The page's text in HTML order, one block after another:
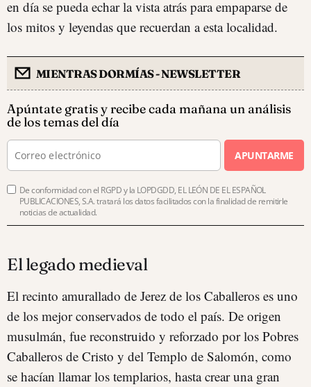
en día se pueda echar la vista atrás para empaparse de
los mitos y leyendas que recuerdan a esta localidad.
MIENTRAS DORMÍAS - NEWSLETTER
Apúntate gratis y recibe cada mañana un análisis
de los temas del día
APUNTARME
De conformidad con el RGPD y la LOPDGDD, EL LEÓN DE EL ESPAÑOL
PUBLICACIONES, S.A. tratará los datos facilitados con la finalidad de remitirle
noticias de actualidad.
El legado medieval
El recinto amurallado de Jerez de los Caballeros es uno
de los mejor conservados de todo el país. De origen
musulmán, fue reconstruido y reforzado por los Pobres
Caballeros de Cristo y del Templo de Salomón, como
se hacían llamar los templarios, hasta crear una gran